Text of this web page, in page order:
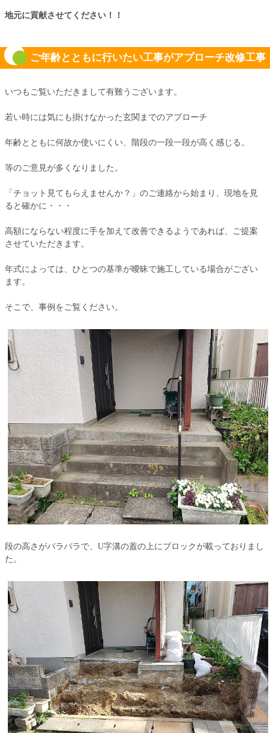
地元に貢献させてください！！
ご年齢とともに行いたい工事がアプローチ改修工事
いつもご覧いただきまして有難うございます。
若い時には気にも掛けなかった玄関までのアプローチ
年齢とともに何故か使いにくい、階段の一段一段が高く感じる。
等のご意見が多くなりました。
「チョット見てもらえませんか？」のご連絡から始まり、現地を見
ると確かに・・・
高額にならない程度に手を加えて改善できるようであれば、ご提案
させていただきます。
年式によっては、ひとつの基準が曖昧で施工している場合がござい
ます。
そこで、事例をご覧ください。
段の高さがバラバラで、U字溝の蓋の上にブロックが載っておりまし
た。